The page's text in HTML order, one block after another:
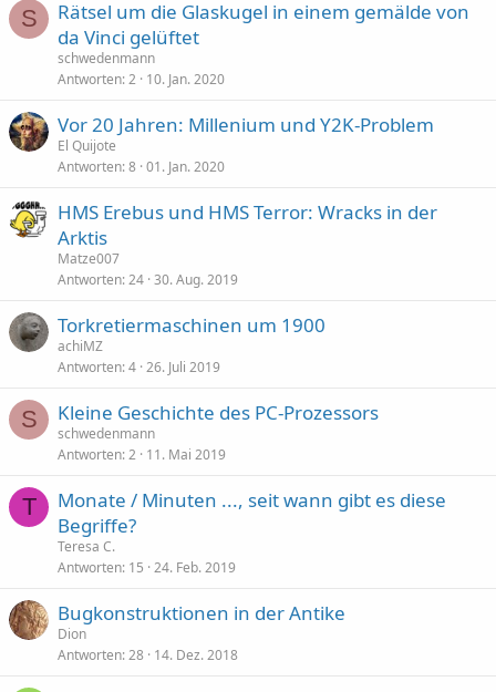
S
Rätsel um die Glaskugel in einem gemälde von
da Vinci gelüftet
schwedenmann
Antworten 2 10. Jan. 2020
Vor 20 Jahren: Millenium und Y2K-Problem
El Quijote
Antworten 8 01. Jan. 2020
HMS Erebus und HMS Terror: Wracks in der
Arktis
Matze007
Antworten 24 30. Aug. 2019
Torkretiermaschinen um 1900
achiMZ
Antworten 4 26. Juli 2019
S Kleine Geschichte des PC-Prozessors
schwedenmann
Antworten 2 11. Mai 2019
T
Monate / Minuten ..., seit wann gibt es diese
Begriffe?
Teresa C.
Antworten 15 24. Feb. 2019
Bugkonstruktionen in der Antike
Dion
Antworten 28 14. Dez. 2018